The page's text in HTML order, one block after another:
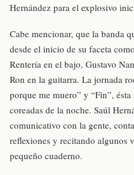
Hernández para el explosivo
Cabe mencionar, que la banda
desde el inicio de su faceta
Rentería en el bajo, Gustavo
Ron en la guitarra. La jornada
porque me muero” y “Fin”,
coreadas de la noche. Saúl
comunicativo con la gente,
reflexiones y recitando algunos
pequeño cuaderno.